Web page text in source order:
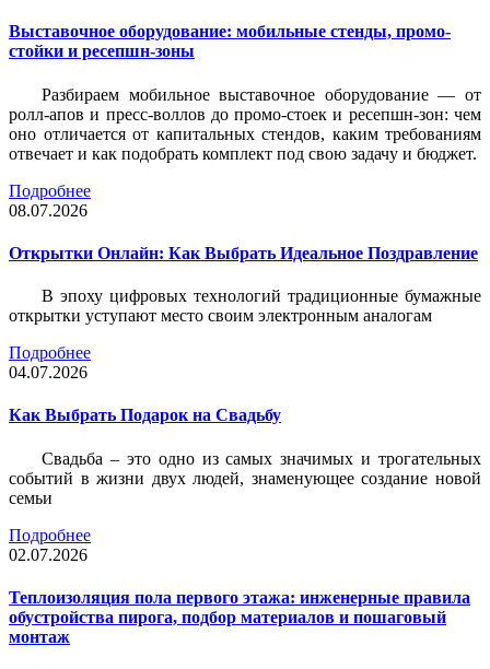
Выставочное оборудование: мобильные стенды, промо-
стойки и ресепшн-зоны
Разбираем мобильное выставочное оборудование — от
ролл-апов и пресс-воллов до промо-стоек и ресепшн-зон: чем
оно отличается от капитальных стендов, каким требованиям
отвечает и как подобрать комплект под свою задачу и бюджет.
Подробнее
08.07.2026
Открытки Онлайн: Как Выбрать Идеальное Поздравление
В эпоху цифровых технологий традиционные бумажные
открытки уступают место своим электронным аналогам
Подробнее
04.07.2026
Как Выбрать Подарок на Свадьбу
Свадьба – это одно из самых значимых и трогательных
событий в жизни двух людей, знаменующее создание новой
семьи
Подробнее
02.07.2026
Теплоизоляция пола первого этажа: инженерные правила
обустройства пирога, подбор материалов и пошаговый
монтаж